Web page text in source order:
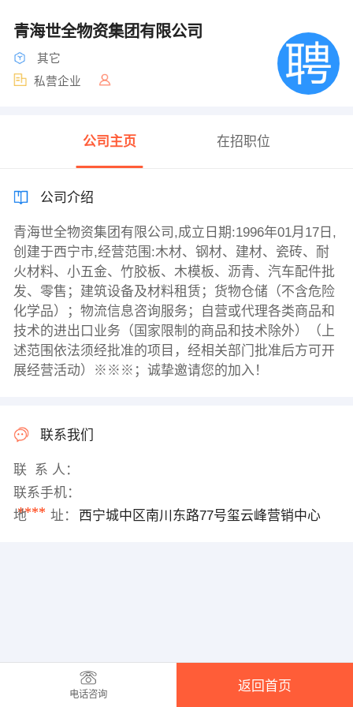
青海世全物资集团有限公司
其它
私营企业
公司主页 在招职位
公司介绍
青海世全物资集团有限公司,成立日期:1996年01月17日,
创建于西宁市,经营范围:木材、钢材、建材、瓷砖、耐
火材料、小五金、竹胶板、木模板、沥青、汽车配件批
发、零售；建筑设备及材料租赁；货物仓储（不含危险
化学品）；物流信息咨询服务；自营或代理各类商品和
技术的进出口业务（国家限制的商品和技术除外）（上
述范围依法须经批准的项目，经相关部门批准后方可开
展经营活动）※※※；诚挚邀请您的加入！
联系我们
联 系 人：
联系手机：
****
地 址： 西宁城中区南川东路77号玺云峰营销中心
电话咨询
返回首页